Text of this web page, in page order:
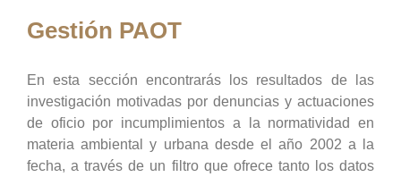
Gestión PAOT
En esta sección encontrarás los resultados de las
investigación motivadas por denuncias y actuaciones
de oficio por incumplimientos a la normatividad en
materia ambiental y urbana desde el año 2002 a la
fecha, a través de un filtro que ofrece tanto los datos